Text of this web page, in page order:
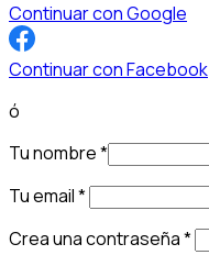
Continuar con Google
Continuar con Facebook
ó
Tu nombre*
Tu email*
Crea una contraseña*